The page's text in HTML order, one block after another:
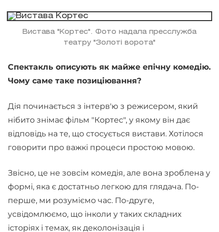
Вистава "Кортес". Фото надала пресслужба
театру "Золоті ворота"
Спектакль описують як майже епічну комедію.
Чому саме таке позиціювання?
Дія починається з інтерв'ю з режисером, який
нібито знімає фільм "Кортес", у якому він дає
відповідь на те, що стосується вистави. Хотілося
говорити про важкі процеси простою мовою.
Звісно, це не зовсім комедія, але вона зроблена у
формі, яка є достатньо легкою для глядача. По-
перше, ми розуміємо час. По-друге,
усвідомлюємо, що інколи у таких складних
історіях і темах, як деколонізація і